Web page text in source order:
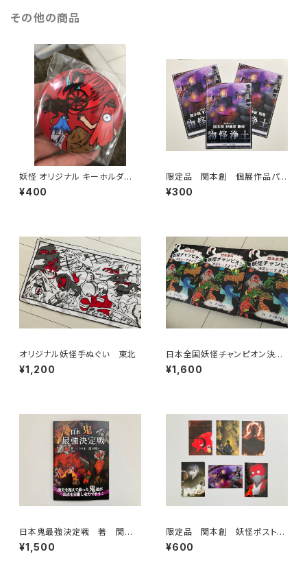
その他の商品
妖怪 オリジナル キーホルダ
ー 小学生妖怪博士アラタ オ
リジナルデザイン
¥400
限定品 関本創 個展作品パン
フレット・妖怪・
¥300
オリジナル妖怪手ぬぐい 東北
¥1,200
日本全国妖怪チャンピオン決定
トーナメント 小学5年生が描い
た自費出版本
¥1,600
日本鬼最強決定戦 著 関本
創
¥1,500
限定品 関本創 妖怪ポストカ
ード6枚組
¥600